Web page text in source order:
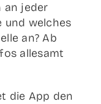
an jeder
und wel­ches
an? Ab
alle­samt
die App den